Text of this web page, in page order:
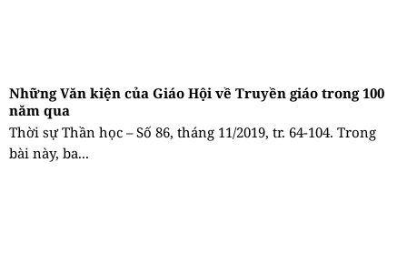
Những Văn kiện của Giáo Hội về Truyền giáo trong 100
năm qua
Thời sự Thần học – Số 86, tháng 11/2019, tr. 64-104. Trong
bài này, ba...